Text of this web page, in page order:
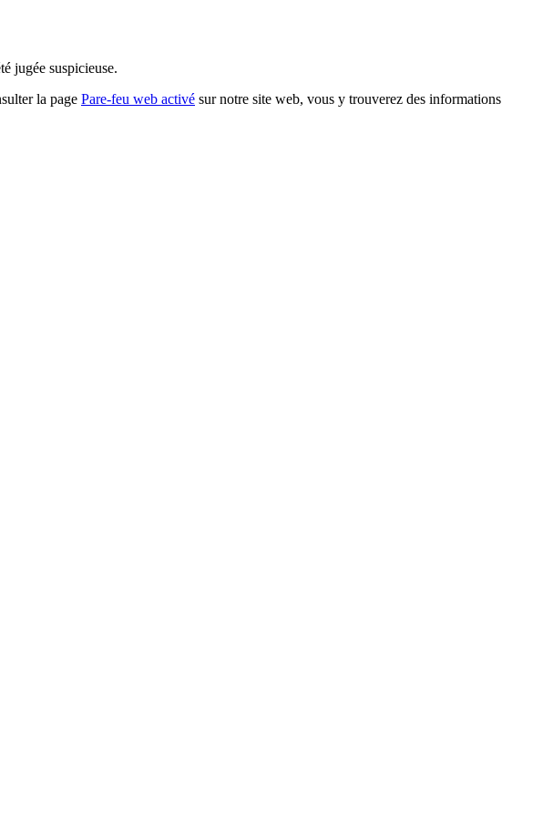
jugée suspicieuse.
la page Pare-feu web activé sur notre site web, vous y trouverez des informations